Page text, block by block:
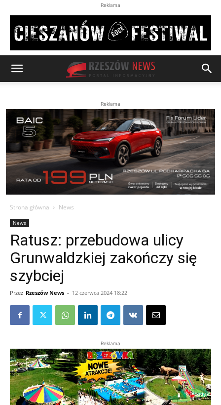
Reklama
Reklama
Strona główna News
News
Ratusz: przebudowa ulicy
Grunwaldzkiej zakończy się
szybciej
Przez Rzeszów News - 12 czerwca 2024 18:22
Reklama